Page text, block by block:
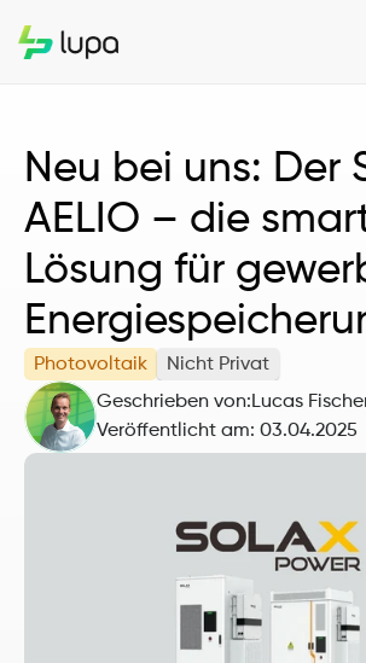
Neu bei uns: Der
AELIO – die
Lösung für
Geschrieben von:Lucas
Veröffentlicht am: 03.04.2025
Photovoltaik Nicht Privat